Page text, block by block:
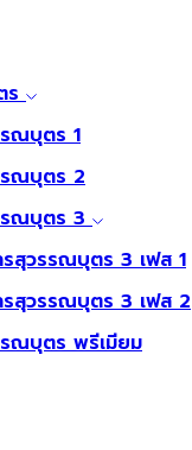
ร
ณบุตร 1
รณบุตร 2
รณบุตร 3
รสุวรรณบุตร 3 เฟส 1
รสุวรรณบุตร 3 เฟส 2
รณบุตร พรีเมียม